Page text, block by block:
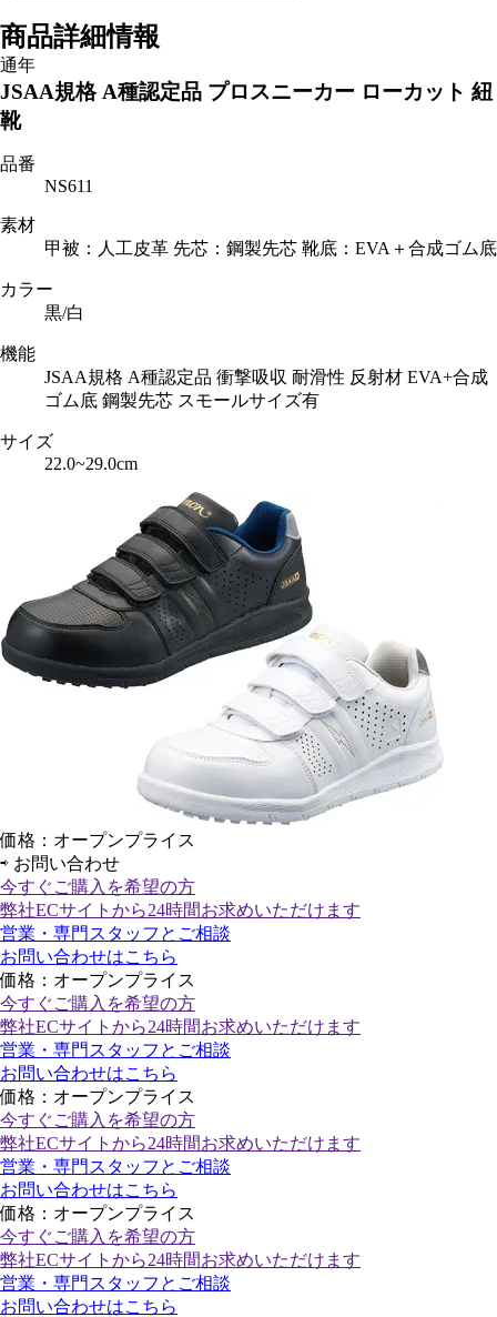
商品詳細情報
通年
JSAA規格 A種認定品 プロスニーカー ローカット 紐
靴
品番
NS611
素材
甲被：人工皮革 先芯：鋼製先芯 靴底：EVA＋合成ゴム底
カラー
黒/白
機能
JSAA規格 A種認定品 衝撃吸収 耐滑性 反射材 EVA+合成
ゴム底 鋼製先芯 スモールサイズ有
サイズ
22.0~29.0cm
価格：オープンプライス
⇨ お問い合わせ
今すぐご購入 を希望の方
弊社ECサイトから24時間お求めいただけます
営業・専門スタッフとご相談
お問い合わせはこちら
価格：オープンプライス
今すぐご購入 を希望の方
弊社ECサイトから24時間お求めいただけます
営業・専門スタッフとご相談
お問い合わせはこちら
価格：オープンプライス
今すぐご購入 を希望の方
弊社ECサイトから24時間お求めいただけます
営業・専門スタッフとご相談
お問い合わせはこちら
価格：オープンプライス
今すぐご購入 を希望の方
弊社ECサイトから24時間お求めいただけます
営業・専門スタッフとご相談
お問い合わせはこちら